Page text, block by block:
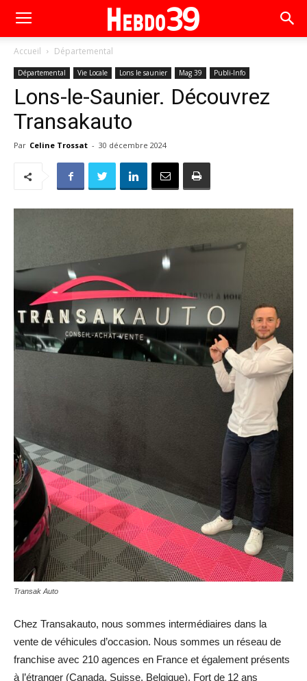
Accueil Départemental
Départemental Vie Locale Lons le saunier Mag 39 Publi-Info
Lons-le-Saunier. Découvrez
Transakauto
Par Celine Trossat - 30 décembre 2024
Transak Auto
Chez Transakauto, nous sommes intermédiaires dans la
vente de véhicules d’occasion. Nous sommes un réseau de
franchise avec 210 agences en France et également présents
à l’étranger (Canada, Suisse, Belgique). Fort de 12 ans